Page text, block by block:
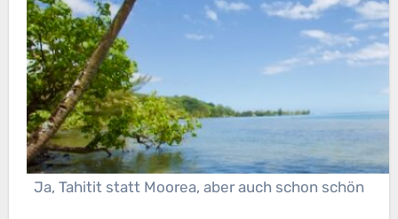
Ja, Tahitit statt Moorea, aber auch schon schön